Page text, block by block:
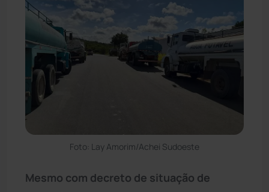
Foto: Lay Amorim/Achei Sudoeste
Mesmo com decreto de situação de